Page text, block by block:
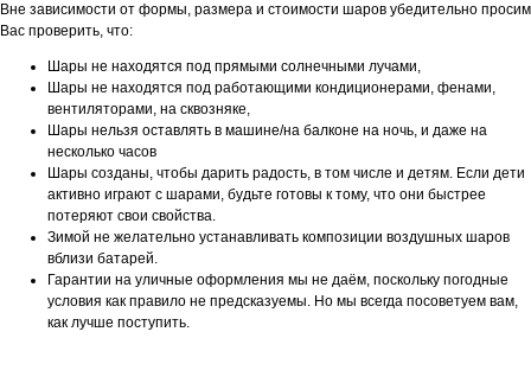
Вне зависимости от формы, размера и стоимости шаров убедительно просим
Вас проверить, что:
Шары не находятся под прямыми солнечными лучами,
Шары не находятся под работающими кондиционерами, фенами,
вентиляторами, на сквозняке,
Шары нельзя оставлять в машине/на балконе на ночь, и даже на
несколько часов
Шары созданы, чтобы дарить радость, в том числе и детям. Если дети
активно играют с шарами, будьте готовы к тому, что они быстрее
потеряют свои свойства.
Зимой не желательно устанавливать композиции воздушных шаров
вблизи батарей.
Гарантии на уличные оформления мы не даём, поскольку погодные
условия как правило не предсказуемы. Но мы всегда посоветуем вам,
как лучше поступить.